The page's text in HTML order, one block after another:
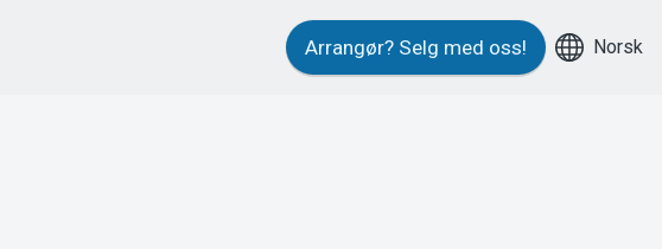
Arrangør? Selg med oss! Norsk